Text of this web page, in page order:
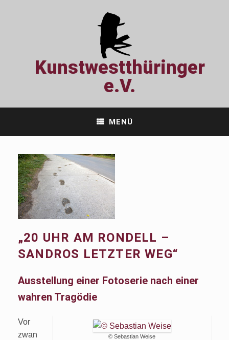
Kunstwestthüringer
e.V.
MENÜ
„20 UHR AM RONDELL –
SANDROS LETZTER WEG“
Ausstellung einer Fotoserie nach einer
wahren Tragödie
© Sebastian Weise
Vor
zwan